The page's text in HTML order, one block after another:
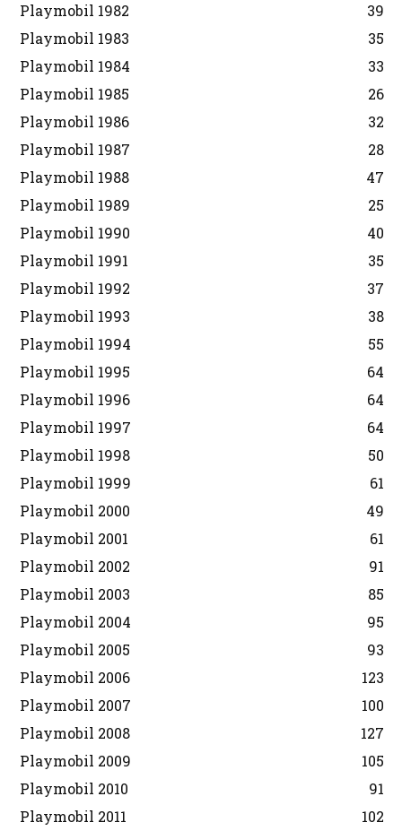
Playmobil 1982
39
Playmobil 1983
35
Playmobil 1984
33
Playmobil 1985
26
Playmobil 1986
32
Playmobil 1987
28
Playmobil 1988
47
Playmobil 1989
25
Playmobil 1990
40
Playmobil 1991
35
Playmobil 1992
37
Playmobil 1993
38
Playmobil 1994
55
Playmobil 1995
64
Playmobil 1996
64
Playmobil 1997
64
Playmobil 1998
50
Playmobil 1999
61
Playmobil 2000
49
Playmobil 2001
61
Playmobil 2002
91
Playmobil 2003
85
Playmobil 2004
95
Playmobil 2005
93
Playmobil 2006
123
Playmobil 2007
100
Playmobil 2008
127
Playmobil 2009
105
Playmobil 2010
91
Playmobil 2011
102